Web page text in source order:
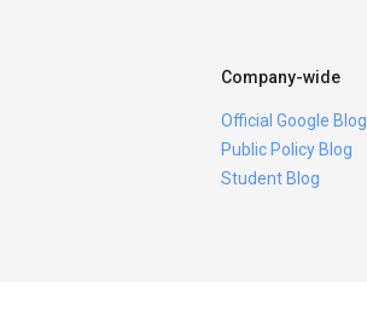
Company-wide
Official Google Blog
Public Policy Blog
Student Blog